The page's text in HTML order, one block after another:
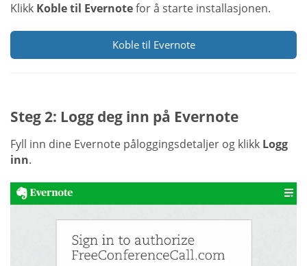
Klikk Koble til Evernotefor å starte installasjonen.
Koble til Evernote
Steg 2: Logg deg inn på Evernote
Fyll inn dine Evernote påloggingsdetaljer og klikk Logg
inn.